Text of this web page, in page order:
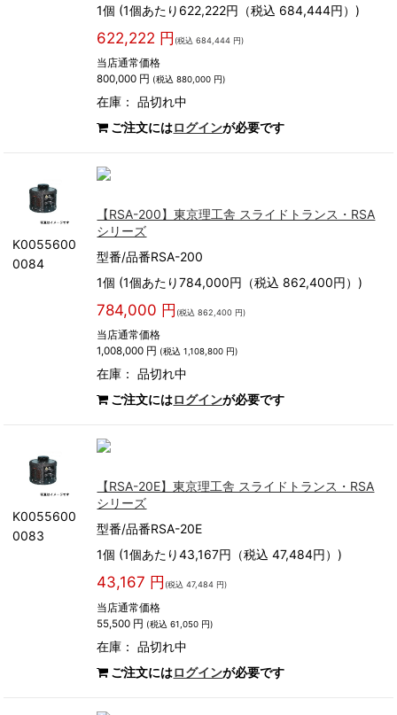
1個 (1個あたり622,222円（税込 684,444円）)
622,222 円 (税込 684,444 円)
当店通常価格
800,000 円 (税込 880,000 円)
在庫：品切れ中
ご注文にはログインが必要です
K0055600
0084
【RSA-200】東京理工舎 スライドトランス・RSA
シリーズ
型番/品番RSA-200
1個 (1個あたり784,000円（税込 862,400円）)
784,000 円 (税込 862,400 円)
当店通常価格
1,008,000 円 (税込 1,108,800 円)
在庫：品切れ中
ご注文にはログインが必要です
K0055600
0083
【RSA-20E】東京理工舎 スライドトランス・RSA
シリーズ
型番/品番RSA-20E
1個 (1個あたり43,167円（税込 47,484円）)
43,167 円 (税込 47,484 円)
当店通常価格
55,500 円 (税込 61,050 円)
在庫：品切れ中
ご注文にはログインが必要です